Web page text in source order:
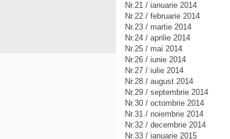
Nr.21 / ianuarie 2014
Nr.22 / februarie 2014
Nr.23 / martie 2014
Nr.24 / aprilie 2014
Nr.25 / mai 2014
Nr.26 / iunie 2014
Nr.27 / iulie 2014
Nr.28 / august 2014
Nr.29 / septembrie 2014
Nr.30 / octombrie 2014
Nr.31 / noiembrie 2014
Nr.32 / decembrie 2014
Nr.33 / ianuarie 2015